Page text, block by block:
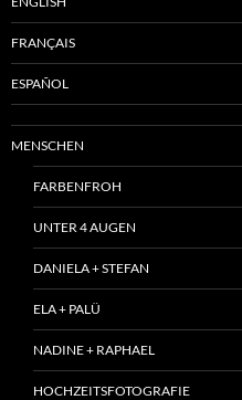
FRANÇAIS
ESPAÑOL
MENSCHEN
FARBENFROH
UNTER 4 AUGEN
DANIELA + STEFAN
ELA + PALÜ
NADINE + RAPHAEL
HOCHZEITSFOTOGRAFIE